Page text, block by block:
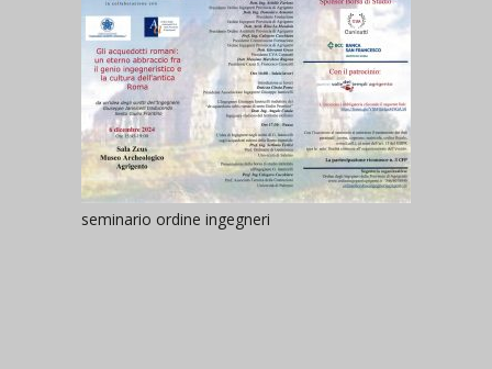
seminario ordine ingegneri